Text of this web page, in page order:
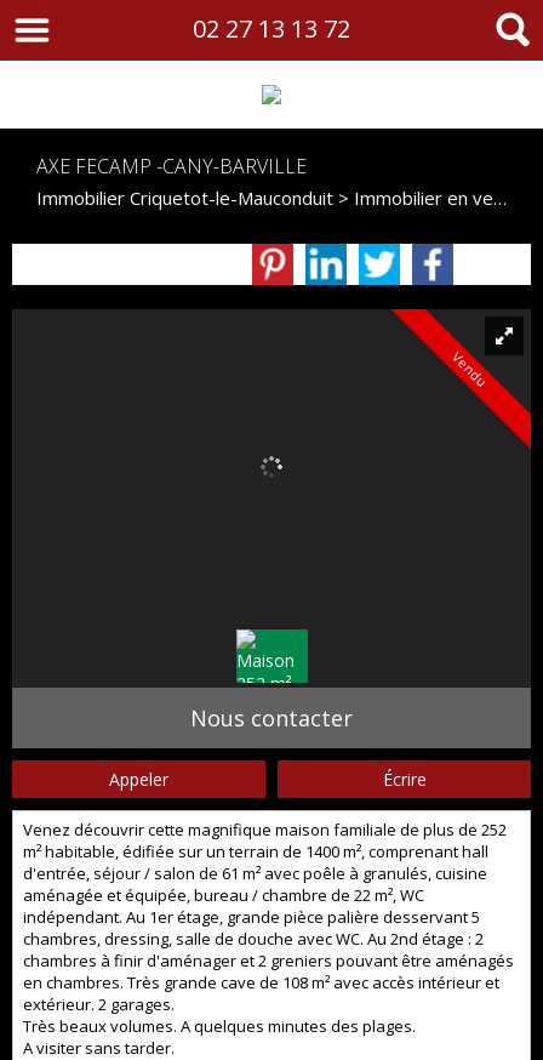
02 27 13 13 72
AXE FECAMP -CANY-BARVILLE
Immobilier Criquetot-le-Mauconduit > Immobilier en vente Criquetot-le-Mauconduit
Vendu
Nous contacter
Appeler Écrire
Venez découvrir cette magnifique maison familiale de plus de 252
m² habitable, édifiée sur un terrain de 1400 m², comprenant hall
d'entrée, séjour / salon de 61 m² avec poêle à granulés, cuisine
aménagée et équipée, bureau / chambre de 22 m², WC
indépendant. Au 1er étage, grande pièce palière desservant 5
chambres, dressing, salle de douche avec WC. Au 2nd étage : 2
chambres à finir d'aménager et 2 greniers pouvant être aménagés
en chambres. Très grande cave de 108 m² avec accès intérieur et
extérieur. 2 garages.
Très beaux volumes. A quelques minutes des plages.
A visiter sans tarder.